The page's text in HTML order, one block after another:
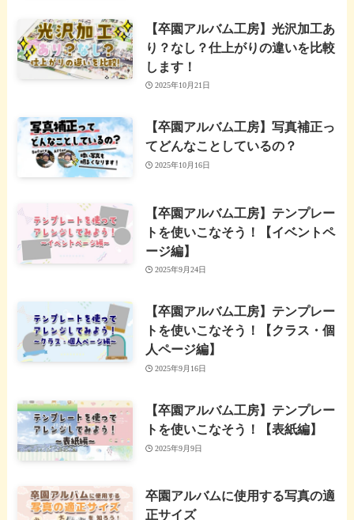
【卒園アルバム工房】光沢加工あ
り？なし？仕上がりの違いを比較
します！
2025年10月21日
【卒園アルバム工房】写真補正っ
てどんなことしているの？
2025年10月16日
【卒園アルバム工房】テンプレー
トを使いこなそう！【イベントペ
ージ編】
2025年9月24日
【卒園アルバム工房】テンプレー
トを使いこなそう！【クラス・個
人ページ編】
2025年9月16日
【卒園アルバム工房】テンプレー
トを使いこなそう！【表紙編】
2025年9月9日
卒園アルバムに使用する写真の適
正サイズ